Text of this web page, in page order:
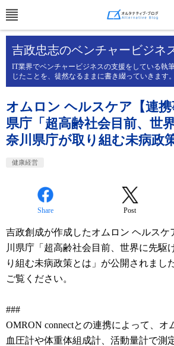
吉政忠志のベンチャービジネ
IT業界でベンチャービジネスの支援をしている執
じたことを、徒然なるままに書き綴っていきます。
オムロン ヘルスケア【連携
県庁「超高齢社会目前、世
奈川県庁が取り組む未病政
健康経営
Share Post
吉政創成が作成したオムロン ヘルスケ
川県庁「超高齢社会目前、世界に先駆
り組む未病政策とは」が公開されまし
ご覧ください。
###
OMRON connectとの連携によって、オ
血圧計や体重体組成計、活動量計で測